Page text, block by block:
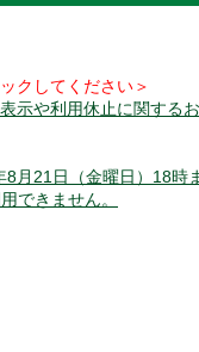
クしてください＞
示や利用休止に関する
月21日（金曜日）18時
できません。